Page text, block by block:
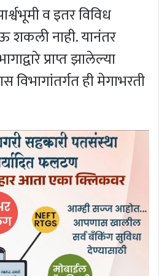
व इतर विविध
शकली नाही. यानंतर
प्राप्त झालेल्या
विभागांतर्गत ही मेगाभरती